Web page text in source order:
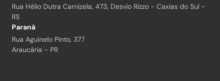
Rua Hélio Dutra Carnizela, 473, Desvio Rizzo - Caxias do Sul -
RS
Paraná
Rua Aguinelo Pinto, 377
Araucária - PR